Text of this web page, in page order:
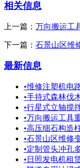
相关信息
上一篇： 万向搬运工
下一篇： 石景山区维
最新信息
•维修注塑机电
•手持式森林伐
•行星式立轴搅
•万向搬运工具
•高压细石构造
•石景山区维修
•定制管头冲孔
• 日照发电机租